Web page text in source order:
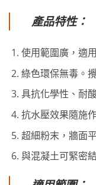
產品特性：
使用範圍廣，適
綠色環保無毒。
具抗化學性、耐
抗水壓效果隨施
超細粉末，牆面
與混凝土可緊密